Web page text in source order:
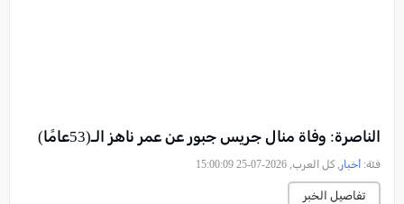
الناصرة: وفاة منال جريس جبور عن عمر ناهز الـ(53عامًا)
فئة: أخبار , كل العرب, 2026-07-25 15:00:09
تفاصيل الخبر